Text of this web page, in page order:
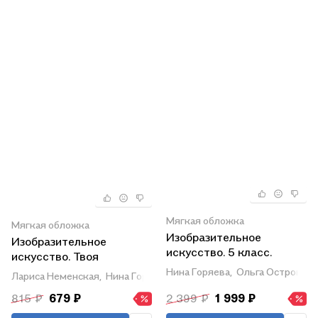
Мягкая обложка
Изобразительное
искусство. Твоя
мастерская. 3 класс.
Рабочая тетрадь
Лариса Неменская, Нина Горяева, Алексей Питерских
815 ₽ 679 ₽
Мягкая обложка
Изобразительное
искусство. 5 класс.
Учебник
Нина Горяева, Ольга
2 399 ₽ 1 999 ₽